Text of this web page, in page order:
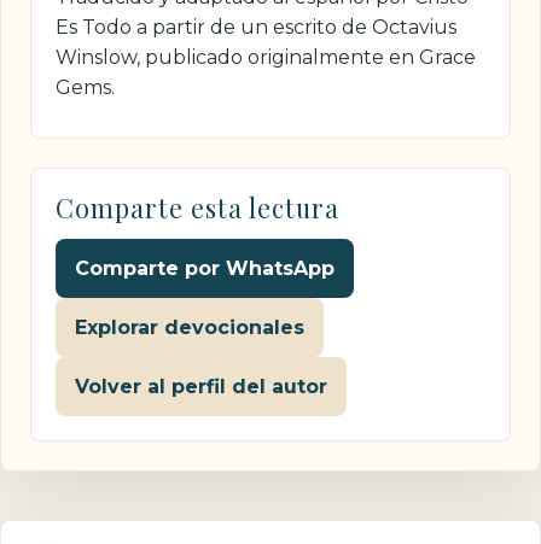
Es Todo a partir de un escrito de Octavius
Winslow, publicado originalmente en Grace
Gems.
Comparte esta lectura
Comparte por WhatsApp
Explorar devocionales
Volver al perfil del autor